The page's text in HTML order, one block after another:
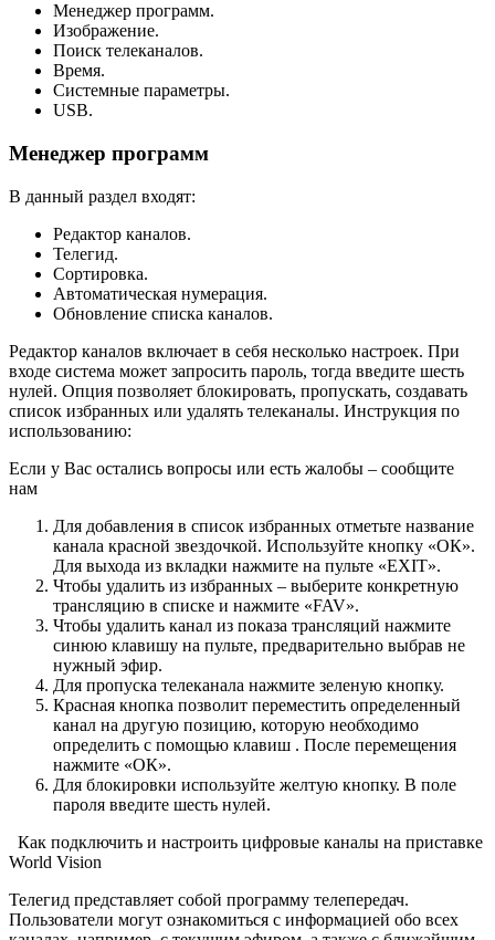
Менеджер программ.
Изображение.
Поиск телеканалов.
Время.
Системные параметры.
USB.
Менеджер программ
В данный раздел входят:
Редактор каналов.
Телегид.
Сортировка.
Автоматическая нумерация.
Обновление списка каналов.
Редактор каналов включает в себя несколько настроек. При
входе система может запросить пароль, тогда введите шесть
нулей. Опция позволяет блокировать, пропускать, создавать
список избранных или удалять телеканалы. Инструкция по
использованию:
Если у Вас остались вопросы или есть жалобы – сообщите
нам
Для добавления в список избранных отметьте название
канала красной звездочкой. Используйте кнопку «ОК».
Для выхода из вкладки нажмите на пульте «EXIT».
Чтобы удалить из избранных – выберите конкретную
трансляцию в списке и нажмите «FAV».
Чтобы удалить канал из показа трансляций нажмите
синюю клавишу на пульте, предварительно выбрав не
нужный эфир.
Для пропуска телеканала нажмите зеленую кнопку.
Красная кнопка позволит переместить определенный
канал на другую позицию, которую необходимо
определить с помощью клавиш . После перемещения
нажмите «ОК».
Для блокировки используйте желтую кнопку. В поле
пароля введите шесть нулей.
Как подключить и настроить цифровые каналы на приставке
World Vision
Телегид представляет собой программу телепередач.
Пользователи могут ознакомиться с информацией обо всех